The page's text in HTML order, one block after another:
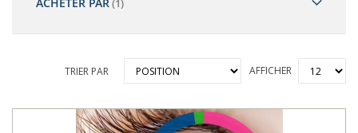
AFFICHER
TRIER PAR